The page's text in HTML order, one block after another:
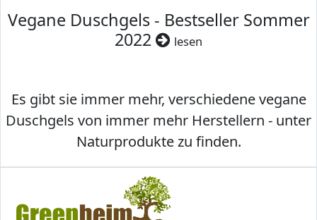
Vegane Duschgels - Bestseller Sommer
2022
lesen
Es gibt sie immer mehr, verschiedene vegane
Duschgels von immer mehr Herstellern - unter
Naturprodukte zu finden.